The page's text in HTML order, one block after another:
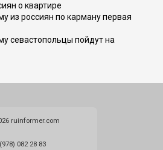
о квартире
из россиян по карману первая
севастопольцы пойдут на
ruinformer.com
082 28 83